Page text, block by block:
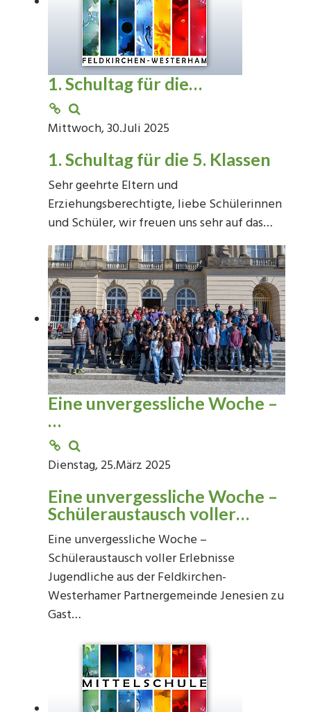
1. Schultag für die…
Mittwoch, 30.Juli 2025
1. Schultag für die 5. Klassen
Sehr geehrte Eltern und
Erziehungsberechtigte, liebe Schülerinnen
und Schüler, wir freuen uns sehr auf das…
Eine unvergessliche Woche –
…
Dienstag, 25.März 2025
Eine unvergessliche Woche –
Schüleraustausch voller…
Eine unvergessliche Woche –
Schüleraustausch voller Erlebnisse
Jugendliche aus der Feldkirchen-
Westerhamer Partnergemeinde Jenesien zu
Gast…